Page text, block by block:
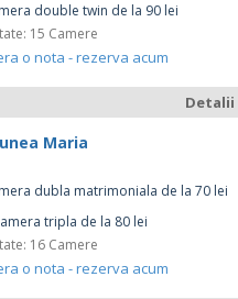
double twin de la 90 lei
15 Camere
o nota - rezerva acum
Detalii
Maria
dubla matrimoniala de la 70 lei
tripla de la 80 lei
16 Camere
o nota - rezerva acum